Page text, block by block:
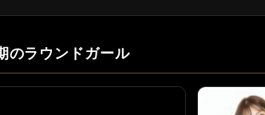
のラウンドガール